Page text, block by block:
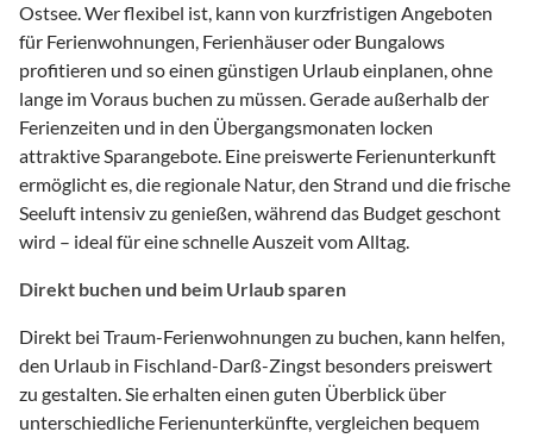
Ostsee. Wer flexibel ist, kann von kurzfristigen Angeboten
für Ferienwohnungen, Ferienhäuser oder Bungalows
profitieren und so einen günstigen Urlaub einplanen, ohne
lange im Voraus buchen zu müssen. Gerade außerhalb der
Ferienzeiten und in den Übergangsmonaten locken
attraktive Sparangebote. Eine preiswerte Ferienunterkunft
ermöglicht es, die regionale Natur, den Strand und die frische
Seeluft intensiv zu genießen, während das Budget geschont
wird – ideal für eine schnelle Auszeit vom Alltag.
Direkt buchen und beim Urlaub sparen
Direkt bei Traum-Ferienwohnungen zu buchen, kann helfen,
den Urlaub in Fischland-Darß-Zingst besonders preiswert
zu gestalten. Sie erhalten einen guten Überblick über
unterschiedliche Ferienunterkünfte, vergleichen bequem